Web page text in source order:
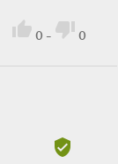
 0 -  0
